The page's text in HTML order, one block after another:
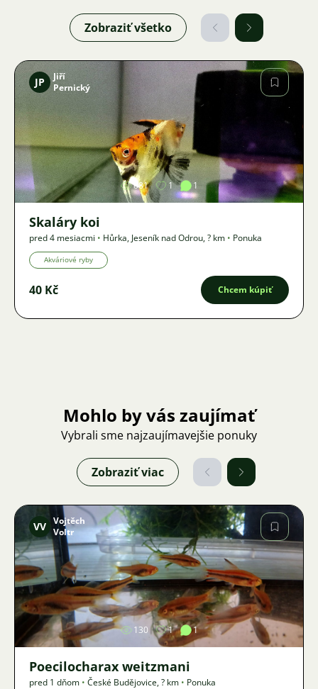
Zobraziť všetko
Obrázok
JP
Jiří
Pernický
881 1 1
Skaláry koi
pred 4 mesiacmi • Hůrka, Jeseník nad Odrou,? km • Ponuka
Akváriové ryby
40 Kč Chcem kúpiť
Mohlo by vás zaujímať
Vybrali sme najzaujímavejšie ponuky
Zobraziť viac
Obrázok
VV Vojtěch
Voltr
130 1 1
Poecilocharax weitzmani
pred 1 dňom • České Budějovice,? km • Ponuka